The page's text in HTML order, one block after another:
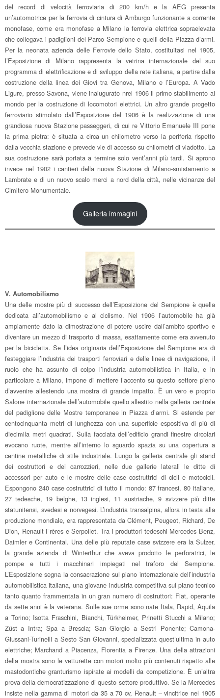
del record di velocità ferroviaria di 200 km/h e la AEG presenta
un’automotrice per la ferrovia di cintura di Amburgo funzionante a corrente
monofase, come era monofase a Milano la ferrovia elettrica sopraelevata
che collegava i padiglioni del Parco Sempione e quelli della Piazza d’armi.
Per la neonata azienda delle Ferrovie dello Stato, costituitasi nel 1905,
l’Esposizione di Milano rappresenta la vetrina internazionale del suo
programma di elettrificazione e di sviluppo della rete italiana, a partire dalla
costruzione della linea dei Giovi tra Genova, Milano e l’Europa. A Vado
Ligure, presso Savona, viene inaiugurato nrel 1906 il primo stabilimento al
mondo per la costruzione di locomotori elettrici. Un altro grande progetto
ferroviario stimolato dall’Esposizione del 1906 è la realizzazione di una
grandiosa nuova Stazione passeggeri, di cui re Vittorio Emanuele III pone
la prima pietra: è situata a circa un chilometro verso la periferia rispetto
dalla vecchia stazione e prevede vie di accesso su chilometri di viadotto. La
sua costruzione sarà portata a termine solo vent’anni più tardi. Si aprono
invece nel 1902 i cantieri della nuova Stazione di Milano-smistamento a
Lambrate e di un nuovo scalo merci a nord della città, nelle vicinanze del
Cimitero Monumentale.
Galleria immagini
V. Automobilismo
Una delle mostre più di successo dell’Esposizione del Sempione è quella
dedicata all’automobilismo e al ciclismo. Nel 1906 l’automobile ha già
ampiamente dato la dimostrazione di potere uscire dall’ambito sportivo e
diventare un mezzo di trasporto di massa, esattamente come era avvenuto
per la bicicletta. Se l’idea originaria dell’Esposizione del Sempione era di
festeggiare l’industria dei trasporti ferroviari e delle linee di navigazione, il
ruolo che ha assunto di colpo l’industria automobilistica in Italia, e in
particolare a Milano, impone di mettere l’accento su questo settore pieno
d’avvenire allestendo una mostra di grande impatto. È un vero e proprio
Salone internazionale dell’automobile quello allestito nella galleria centrale
del padiglione delle Mostre temporanee in Piazza d’armi. Si estende per
centocinquanta metri di lunghezza con una superficie espositiva di più di
diecimila metri quadrati. Sulla facciata dell’edificio grandi finestre circolari
evocano ruote, mentre all’interno lo sguardo spazia su una copertura a
centine metalliche di stile industriale. Lungo la galleria centrale gli stand
dei costruttori e dei carrozzieri, nelle due gallerie laterali le ditte di
accessori per auto e le mostre delle case costruttrici di cicli e motocicli.
Espongono 240 case costruttrici di tutto il mondo: 87 francesi, 80 italiane,
27 tedesche, 19 belghe, 13 inglesi, 11 austriache, 9 svizzere più ditte
statunitensi, svedesi e norvegesi. L’industria transalpina, allora in testa alla
produzione mondiale, era rappresentata da Clément, Peugeot, Richard, De
Dion, Renault Frères e Serpollet. Tra i produttori tedeschi Mercedes Benz,
Daimler e Continental. Una delle più reputate case svizzere era la Sulzer,
la grande azienda di Winterthur che aveva prodotto le perforatrici, le
pompe e tutti i macchinari impiegati nel traforo del Sempione.
L’Esposizione segna la consacrazione sul piano internazionale dell’industria
automobilistica italiana, una giovane industria competitiva sul piano tecnico
tanto quanto frammentata in un gran numero di costruttori: Fiat, operante
da sette anni è la veterana. Sulle sue orme sono nate Itala, Rapid, Aquila
a Torino; Isotta Fraschini, Bianchi, Türkheimer, Prinetti Stucchi a Milano;
Züst a Intra; Spa a Brescia; San Giorgio a Sestri Ponente; Camona-
Giussani-Turinelli a Sesto San Giovanni, specializzata quest’ultima in auto
elettriche; Marchand a Piacenza, Florentia a Firenze. Una della attrazioni
della mostra sono le vetturette con motori molto più contenuti rispetto alle
mastodontiche granturismo ispirate ai modelli da competizione. È un’altra
prova della democratizzazione di questo settore produttivo. Se la Mercedes
insiste nella gamma di motori da 35 a 70 cv, Renault – vincitrice nel 1905